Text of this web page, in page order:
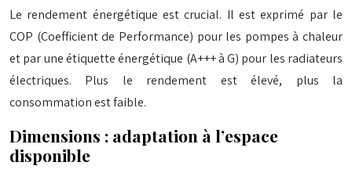
Le rendement énergétique est crucial. Il est exprimé par le
COP (Coefficient de Performance) pour les pompes à chaleur
et par une étiquette énergétique (A+++ à G) pour les radiateurs
électriques. Plus le rendement est élevé, plus la
consommation est faible.
Dimensions : adaptation à l’espace
disponible